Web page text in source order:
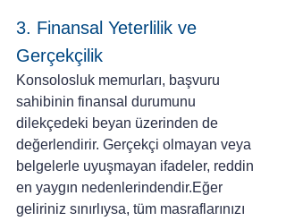
3. Finansal Yeterlilik ve
Gerçekçilik
Konsolosluk memurları, başvuru
sahibinin finansal durumunu
dilekçedeki beyan üzerinden de
değerlendirir. Gerçekçi olmayan veya
belgelerle uyuşmayan ifadeler, reddin
en yaygın nedenlerindendir.Eğer
geliriniz sınırlıysa, tüm masraflarınızı